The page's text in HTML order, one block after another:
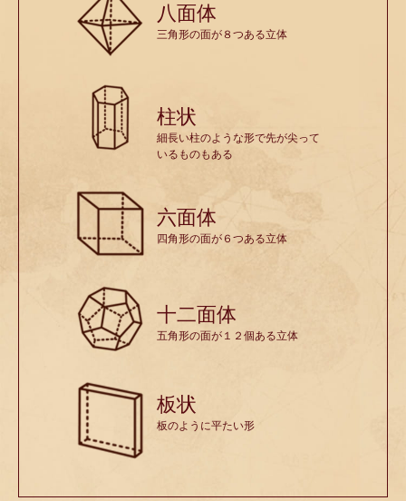
八面体
三角形の面が８つある立体
柱状
細長い柱のような形で先が尖って
いるものもある
六面体
四角形の面が６つある立体
十二面体
五角形の面が１２個ある立体
板状
板のように平たい形